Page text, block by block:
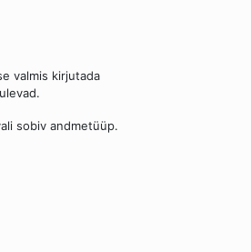
valmis kirjutada
sobiv andmetüüp.